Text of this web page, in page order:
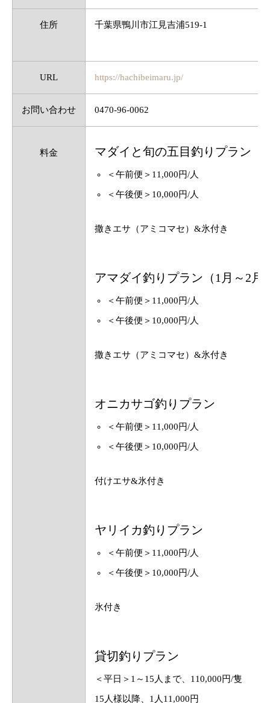
住所 千葉県鴨川市江見吉浦519-1
URL https://hachibeimaru.jp/
お問い合わせ 0470-96-0062
料金 マダイと旬の五目釣りプラン
＜午前便＞11,000円/人
＜午後便＞10,000円/人
撒きエサ（アミコマセ）&氷付き
アマダイ釣りプラン（1月～2月
＜午前便＞11,000円/人
＜午後便＞10,000円/人
撒きエサ（アミコマセ）&氷付き
オニカサゴ釣りプラン
＜午前便＞11,000円/人
＜午後便＞10,000円/人
付けエサ&氷付き
ヤリイカ釣りプラン
＜午前便＞11,000円/人
＜午後便＞10,000円/人
氷付き
貸切釣りプラン
＜平日＞1～15人まで、110,000円/隻
15人様以降、1人11,000円